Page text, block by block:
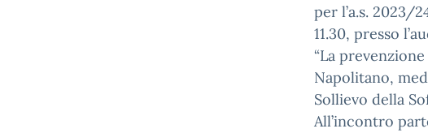
per l’a.s. 2023/
11.30, presso
“La
Napolitano,
Sollievo della
All’incontro